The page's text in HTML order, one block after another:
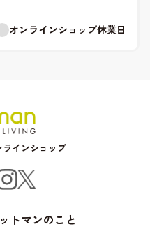
オンラインショップ休業日
インショップ
トマンのこと